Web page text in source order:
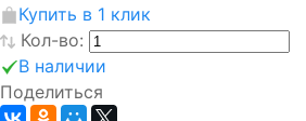
Купить в 1 клик
Кол-во:
В наличии
Поделиться